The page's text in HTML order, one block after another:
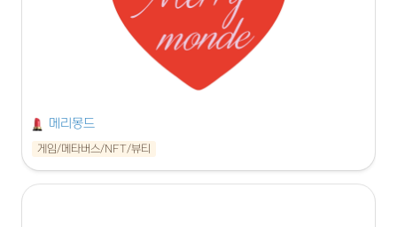
메리몽드
게임/메타버스/NFT/뷰티